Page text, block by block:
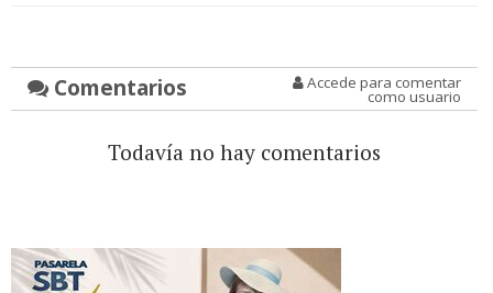
Comentarios Accede para comentar
como usuario
Todavía no hay comentarios